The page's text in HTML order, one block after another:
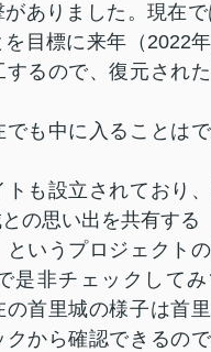
ありました。現在で
目標に来年（ 2022
るので、復元され
も中に入ることは
も設立されており
の思い出を共有する
というプロジェクト
是非チェックしてみ
首里城の様子は首
から確認できるの